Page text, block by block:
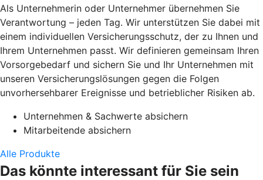
Als Unternehmerin oder Unternehmer übernehmen Sie
Verantwortung – jeden Tag. Wir unterstützen Sie dabei mit
einem individuellen Versicherungsschutz, der zu Ihnen und
Ihrem Unternehmen passt. Wir definieren gemeinsam Ihren
Vorsorgebedarf und sichern Sie und Ihr Unternehmen mit
unseren Versicherungslösungen gegen die Folgen
unvorhersehbarer Ereignisse und betrieblicher Risiken ab.
Unternehmen & Sachwerte absichern
Mitarbeitende absichern
Alle Produkte
Das könnte interessant für Sie sein